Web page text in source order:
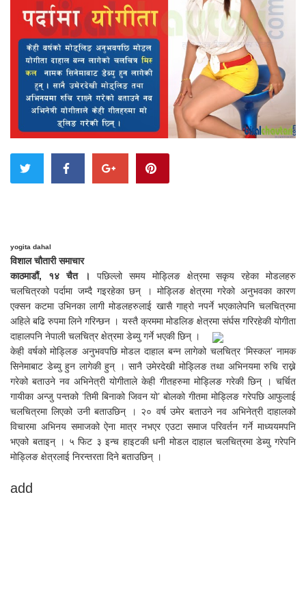
yogita dahal
विशाल चौतारी समाचार
काठमाडौं, १४ चैत ।पछिल्लो समय मोड्लिङ क्षेत्रमा सकृय रहेका मोडलहरु
चलचित्रको पर्दामा जम्दै गइरहेका छन् । मोड्लिङ क्षेत्रमा गरेको अनुभवका कारण
एक्सन कटमा उभिनका लागी मोडलहरुलाई खासै गाह्रो नपर्ने भएकालेपनि चलचित्रमा
अहिले बढि रुपमा लिने गरिन्छन । यस्तै क्रममा मोडलिङ क्षेत्रमा संर्घस गरिरहेकी योगीता
दाहालपनि नेपाली चलचित्र क्षेत्रमा डेब्यु गर्ने भएकी छिन् ।
केही वर्षको मोड्लिङ अनुभवपछि मोडल दाहाल बन्न लागेको चलचित्र ‘मिस्कल’ नामक
सिनेमाबाट डेब्यु हुन लागेकी हुन् । सानै उमेरदेखी मोड्लिङ तथा अभिनयमा रुचि राख्ने
गरेको बताउने नव अभिनेत्री योगीताले केही गीतहरुमा मोड्लिङ गरेकी छिन् । चर्चित
गायीका अन्जु पन्तको ‘तिमी बिनाको जिवन यो’ बोलको गीतमा मोड्लिङ गरेपछि आफुलाई
चलचित्रमा लिएको उनी बताउछिन् । २० वर्ष उमेर बताउने नव अभिनेत्री दाहालको
विचारमा अभिनय समाजको ऐना मात्र नभएर एउटा समाज परिवर्तन गर्ने माध्ययमपनि
भएको बताइन् । ५ फिट ३ इन्च हाइटकी धनी मोडल दाहाल चलचित्रमा डेब्यु गरेपनि
मोड्लिङ क्षेत्रलाई निरन्तरता दिने बताउछिन् ।
add